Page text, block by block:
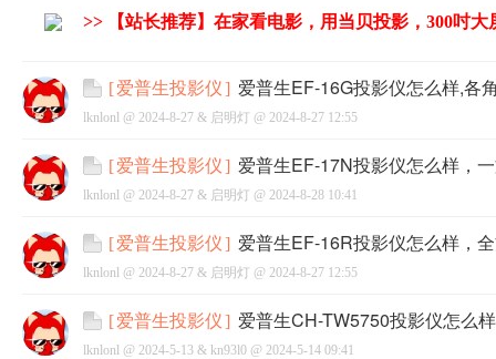
>> 【站长推荐】在家看电影，用当贝投影，300吋
[爱普生投影仪] 爱普生EF-16G投影仪怎么样,各
lknlonl @ 2024-8-27 & 启明灯 @ 2024-8-27 12:55
[爱普生投影仪] 爱普生EF-17N投影仪怎么样，
lknlonl @ 2024-8-27 & 启明灯 @ 2024-8-28 10:41
[爱普生投影仪] 爱普生EF-16R投影仪怎么样，
lknlonl @ 2024-8-27 & 启明灯 @ 2024-8-27 12:55
[爱普生投影仪] 爱普生CH-TW5750投影仪怎么
lknlonl @ 2024-5-13 & kn93l0 @ 2024-5-14 09:41